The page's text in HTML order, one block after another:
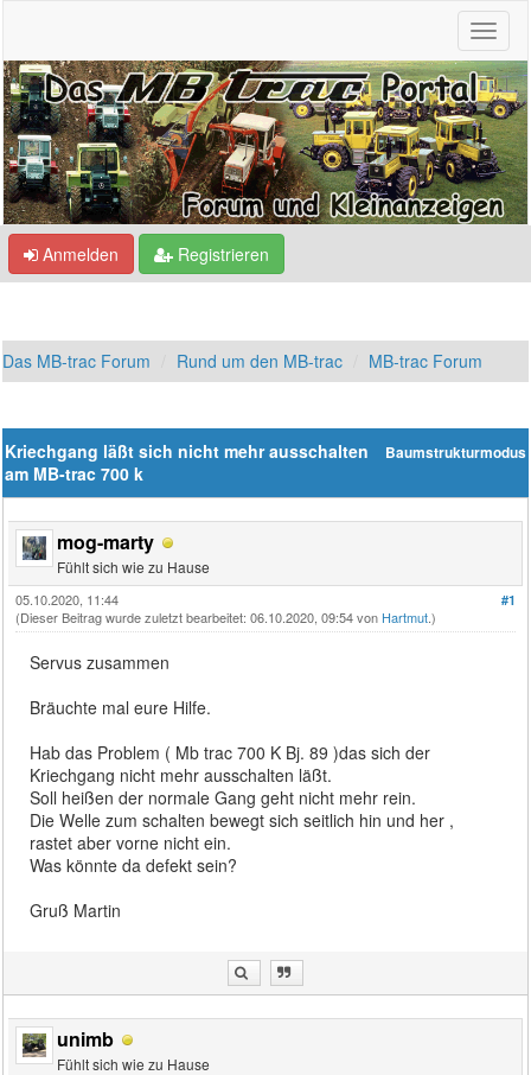
Anmelden Registrieren
Das MB-trac Forum Rund um den MB-trac MB-trac Forum
Baumstrukturmodus
Kriechgang läßt sich nicht mehr ausschalten
am MB-trac 700 k
mog-marty
Fühlt sich wie zu Hause
#1
05.10.2020, 11:44
(Dieser Beitrag wurde zuletzt bearbeitet: 06.10.2020, 09:54 von Hartmut.)
Servus zusammen
Bräuchte mal eure Hilfe.
Hab das Problem ( Mb trac 700 K Bj. 89 )das sich der
Kriechgang nicht mehr ausschalten läßt.
Soll heißen der normale Gang geht nicht mehr rein.
Die Welle zum schalten bewegt sich seitlich hin und her ,
rastet aber vorne nicht ein.
Was könnte da defekt sein?
Gruß Martin
unimb
Fühlt sich wie zu Hause